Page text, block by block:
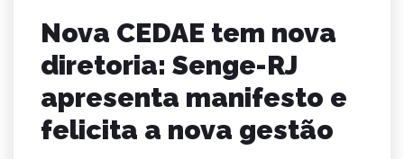
Nova CEDAE tem nova
diretoria: Senge-RJ
apresenta manifesto e
felicita a nova gestão